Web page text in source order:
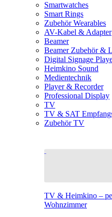
Smartwatches
Smart Rings
Zubehör Wearables
AV-Kabel & Adapter
Beamer
Beamer Zubehör &
Digital Signage
Heimkino Sound
Medientechnik
Player & Recorder
Professional Display
TV
TV & SAT
Zubehör TV
TV & Heimkino –
Wohnzimmer